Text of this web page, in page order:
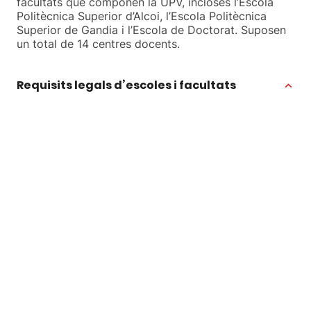
Politècnica Superior d’Alcoi, l’Escola Politècnica
Superior de Gandia i l’Escola de Doctorat. Suposen
un total de 14 centres docents.
Requisits legals d’escoles i facultats